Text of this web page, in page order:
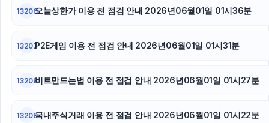
13206오늘상한가 이용 전 점검 안내 2026년06월01일 01시36분
13207P2E게임 이용 전 점검 안내 2026년06월01일 01시31분
13208비트만드는법 이용 전 점검 안내 2026년06월01일 01시27분
13209국내주식거래 이용 전 점검 안내 2026년06월01일 01시22분